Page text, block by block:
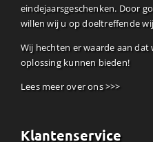
eindejaarsgeschenken. Door
willen wij u op doeltreffende
Wij hechten er waarde aan
oplossing kunnen bieden!
Lees meer over ons >>>
Klantenservice